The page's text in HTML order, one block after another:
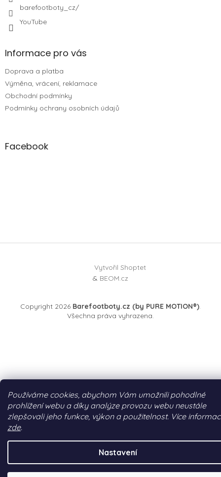
Používáme cookies, abychom Vám umožnili pohodlné
prohlížení webu a díky analýze provozu webu neustále
zlepšovali jeho funkce, výkon a použitelnost. Více
zde.
Nastavení
barefootboty_cz/
YouTube
Informace pro vás
Doprava a platba
Výměna, vrácení, reklamace
Obchodní podmínky
Podmínky ochrany osobních údajů
Facebook
Vytvořil Shoptet
& BEOM.cz
Copyright 2026 Barefootboty.cz (by PURE MOTION®).
Všechna práva vyhrazena.